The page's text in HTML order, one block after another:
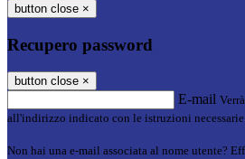
button close ×
Recupero password
button close ×
E-mail
all'indirizzo indicato con le istruzioni
Non hai una e-mail associata al nome utente?